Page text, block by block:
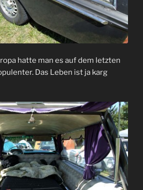
hatte man es auf dem letzten
Das Leben ist ja karg